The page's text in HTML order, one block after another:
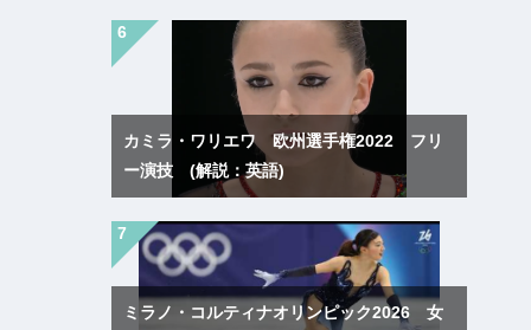
カミラ・ワリエワ 欧州選手権2022 フリ
ー演技 (解説：英語)
ミラノ・コルティナオリンピック2026 女